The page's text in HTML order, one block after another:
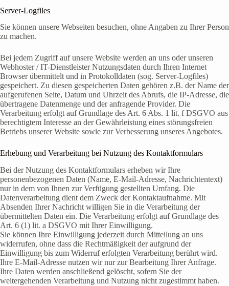
Server-Logfiles
Sie können unsere Webseiten besuchen, ohne Angaben zu Ihrer Person
zu machen.
Bei jedem Zugriff auf unsere Website werden an uns oder unseren
Webhoster / IT-Dienstleister Nutzungsdaten durch Ihren Internet
Browser übermittelt und in Protokolldaten (sog. Server-Logfiles)
gespeichert. Zu diesen gespeicherten Daten gehören z.B. der Name der
aufgerufenen Seite, Datum und Uhrzeit des Abrufs, die IP-Adresse, die
übertragene Datenmenge und der anfragende Provider. Die
Verarbeitung erfolgt auf Grundlage des Art. 6 Abs. 1 lit. f DSGVO aus
berechtigtem Interesse an der Gewährleistung eines störungsfreien
Betriebs unserer Website sowie zur Verbesserung unseres Angebotes.
Erhebung und Verarbeitung bei Nutzung des Kontaktformulars
Bei der Nutzung des Kontaktformulars erheben wir Ihre
personenbezogenen Daten (Name, E-Mail-Adresse, Nachrichtentext)
nur in dem von Ihnen zur Verfügung gestellten Umfang. Die
Datenverarbeitung dient dem Zweck der Kontaktaufnahme. Mit
Absenden Ihrer Nachricht willigen Sie in die Verarbeitung der
übermittelten Daten ein. Die Verarbeitung erfolgt auf Grundlage des
Art. 6 (1) lit. a DSGVO mit Ihrer Einwilligung.
Sie können Ihre Einwilligung jederzeit durch Mitteilung an uns
widerrufen, ohne dass die Rechtmäßigkeit der aufgrund der
Einwilligung bis zum Widerruf erfolgten Verarbeitung berührt wird.
Ihre E-Mail-Adresse nutzen wir nur zur Bearbeitung Ihrer Anfrage.
Ihre Daten werden anschließend gelöscht, sofern Sie der
weitergehenden Verarbeitung und Nutzung nicht zugestimmt haben.